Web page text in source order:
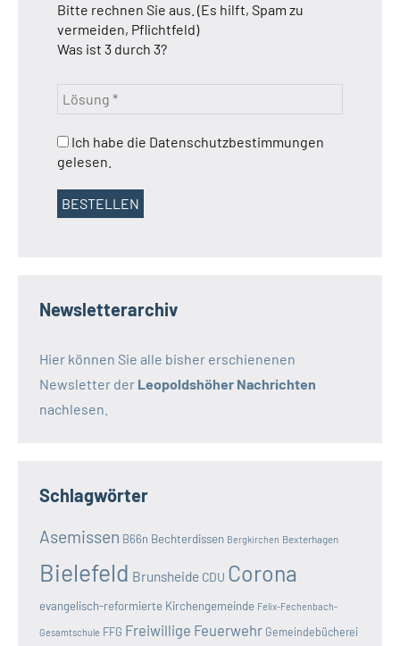
Bitte rechnen Sie aus. (Es hilft, Spam zu
vermeiden, Pflichtfeld)
Was ist 3 durch 3?
Ich habe die Datenschutzbestimmungen
gelesen.
Newsletterarchiv
Hier können Sie alle bisher erschienenen
Newsletter der Leopoldshöher Nachrichten
nachlesen.
Schlagwörter
Asemissen B66n Bechterdissen Bergkirchen Bexterhagen
Bielefeld Brunsheide CDU Corona
evangelisch-reformierte Kirchengemeinde Felix-Fechenbach-
Gesamtschule FFG Freiwillige Feuerwehr Gemeindebücherei